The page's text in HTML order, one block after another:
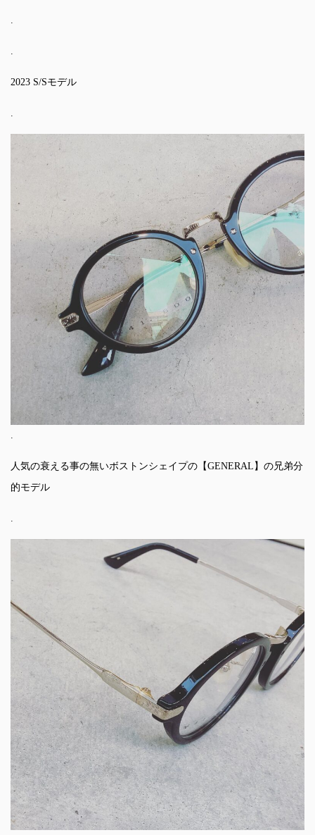
.
.
2023 S/Sモデル
.
.
人気の衰える事の無いボストンシェイプの【GENERAL】の兄弟分
的モデル
.